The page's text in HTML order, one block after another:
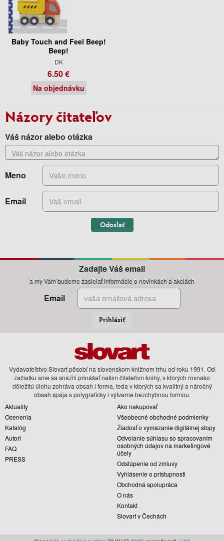
Baby Touch and Feel Beep!
Beep!
DK
6.50 €
Na objednávku
Názory čitateľov
Váš názor alebo otázka
Meno
Email
Odoslať
Zadajte Váš email
a my Vám budeme zasielať informácie o novinkách a akciách
Email
Prihlásiť
Vydavateľstvo Slovart pôsobí na slovenskom knižnom trhu od roku 1991. Od
začiatku sme sa snažili prinášať našim čitateľom knihy, v ktorých rovnako
dôležitú úlohu zohráva obsah i forma, teda v ktorých sa kvalitný a náročný
obsah spája s polygraficky i výtvarne bezchybnou formou.
Aktuality
Ocenenia
Katalóg
Autori
FAQ
PRESS
Ako nakupovať
Všeobecné obchodné podmienky
Žiadosť o vymazanie digitálnej stopy
Odvolanie súhlasu so spracovaním
osobných údajov na marketingové
účely
Odstúpenie od zmluvy
Vyhlásenie o prístupnosti
Obchodná spolupráca
O nás
Kontakt
Slovart v Čechách